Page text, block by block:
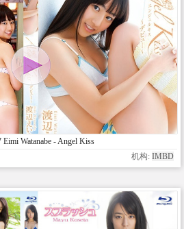
Watanabe - Angel Kiss
机构: IMBD